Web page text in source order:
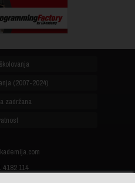
(2007-2024)
zadržana
4182 114